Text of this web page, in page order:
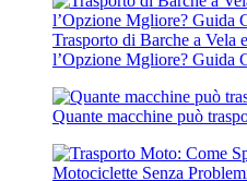
Trasporto di Barche a Vela
l’Opzione Mgliore? Guida
Quante macchine può